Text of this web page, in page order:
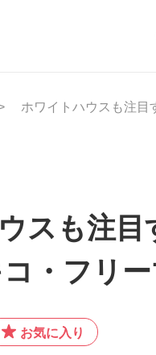
ホワイトハウスも注目
スも注目
・フリ
お気に入り